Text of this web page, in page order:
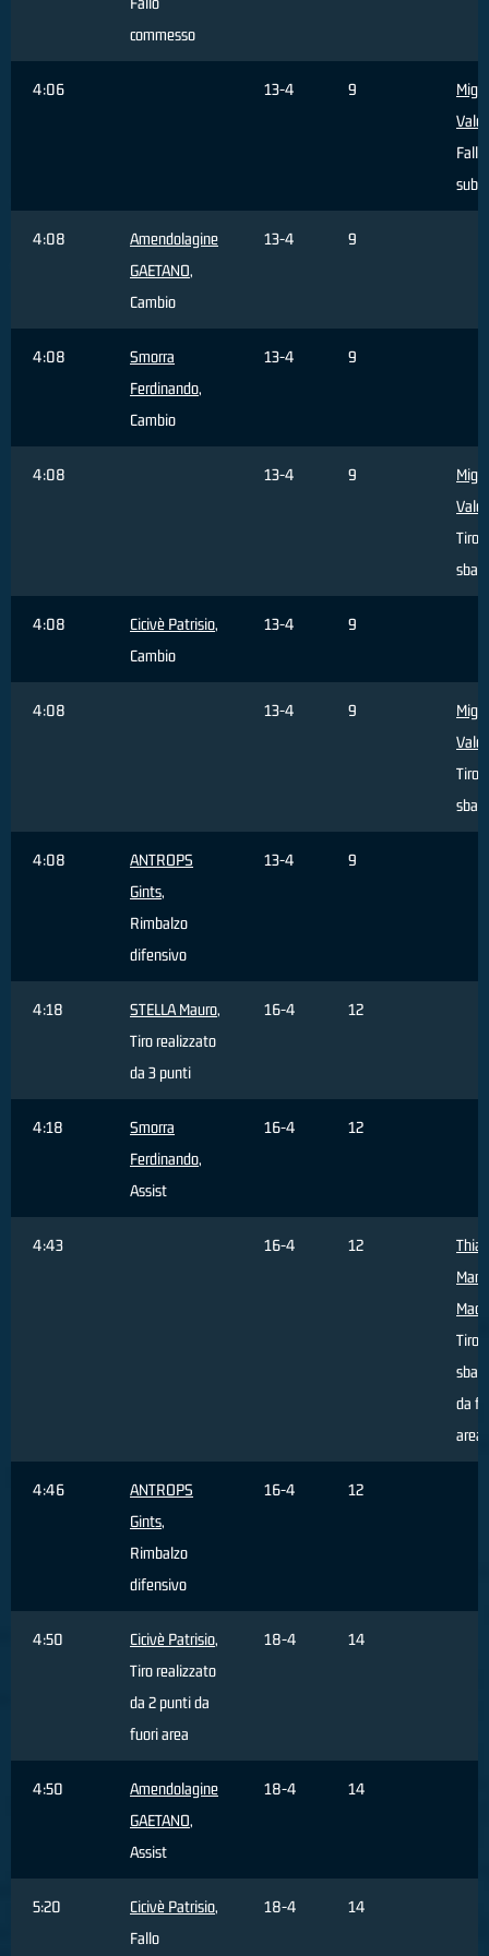
commesso
4:06 13-4 9
Fallo
4:08
Amendolagine
GAETANO,
Cambio
13-4 9
4:08
Smorra
Ferdinando,
Cambio
13-4 9
4:08 13-4 9
Tiro
4:08 Cicivè Patrisio,
Cambio
13-4 9
4:08 13-4 9
Tiro
4:08
ANTROPS
Gints,
Rimbalzo
difensivo
13-4 9
4:18 STELLA Mauro,
Tiro realizzato
da 3 punti
16-4 12
4:18
Smorra
Ferdinando,
Assist
16-4 12
4:43 16-4 12
Tiro
da
area
4:46
ANTROPS
Gints,
Rimbalzo
difensivo
16-4 12
4:50 Cicivè Patrisio,
Tiro realizzato
da 2 punti da
fuori area
18-4 14
4:50
Amendolagine
GAETANO,
Assist
18-4 14
5:20 Cicivè Patrisio,
Fallo
18-4 14